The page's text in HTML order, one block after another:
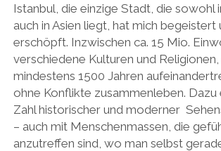
Istanbul, die einzige Stadt, die sowohl
auch in Asien liegt, hat mich begeistert
erschöpft. Inzwischen ca. 15 Mio.
verschiedene Kulturen und
mindestens 1500 Jahren
ohne Konflikte zusammenleben. Dazu
Zahl historischer und moderner
– auch mit Menschenmassen, die
anzutreffen sind, wo man selbst